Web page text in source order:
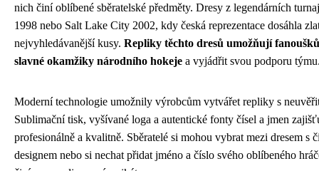
nich činí oblíbené sběratelské předměty. Dresy z legendárních
1998 nebo Salt Lake City 2002, kdy česká reprezentace dosáhla
nejvyhledávanější kusy. Repliky těchto dresů umožňují
slavné okamžiky národního hokeje a vyjádřit svou podporu
Moderní technologie umožnily výrobcům vytvářet repliky s
Sublimační tisk, vyšívané loga a autentické fonty čísel a jmen
profesionálně a kvalitně. Sběratelé si mohou vybrat mezi dresem s
designem nebo si nechat přidat jméno a číslo svého oblíbeného